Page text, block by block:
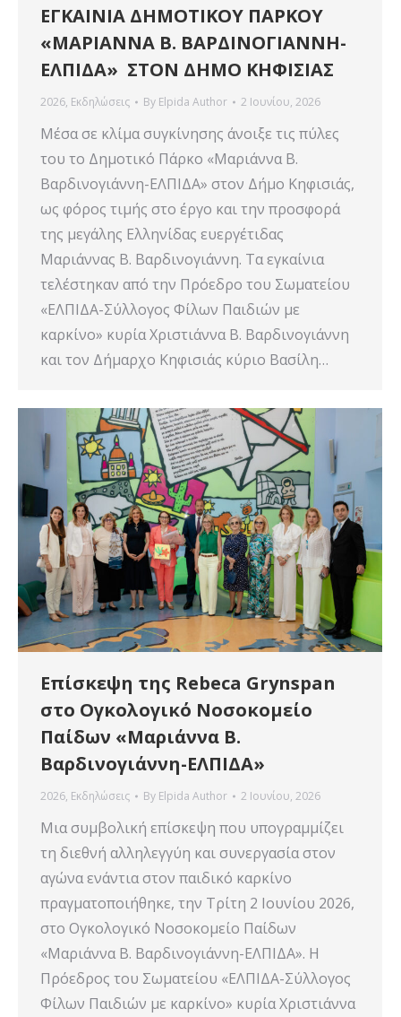
ΕΓΚΑΙΝΙΑ ΔΗΜΟΤΙΚΟΥ ΠΑΡΚΟΥ
«ΜΑΡΙΑΝΝΑ Β. ΒΑΡΔΙΝΟΓΙΑΝΝΗ-
ΕΛΠΙΔΑ» ΣΤΟΝ ΔΗΜΟ ΚΗΦΙΣΙΑΣ
2026, Εκδηλώσεις By Elpida Author 2 Ιουνίου, 2026
Μέσα σε κλίμα συγκίνησης άνοιξε τις πύλες
του το Δημοτικό Πάρκο «Μαριάννα Β.
Βαρδινογιάννη-ΕΛΠΙΔΑ» στον Δήμο Κηφισιάς,
ως φόρος τιμής στο έργο και την προσφορά
της μεγάλης Ελληνίδας ευεργέτιδας
Μαριάννας Β. Βαρδινογιάννη. Τα εγκαίνια
τελέστηκαν από την Πρόεδρο του Σωματείου
«ΕΛΠΙΔΑ-Σύλλογος Φίλων Παιδιών με
καρκίνο» κυρία Χριστιάννα Β. Βαρδινογιάννη
και τον Δήμαρχο Κηφισιάς κύριο Βασίλη…
Επίσκεψη της Rebeca Grynspan
στο Ογκολογικό Νοσοκομείο
Παίδων «Μαριάννα Β.
Βαρδινογιάννη-ΕΛΠΙΔΑ»
2026, Εκδηλώσεις By Elpida Author 2 Ιουνίου, 2026
Μια συμβολική επίσκεψη που υπογραμμίζει
τη διεθνή αλληλεγγύη και συνεργασία στον
αγώνα ενάντια στον παιδικό καρκίνο
πραγματοποιήθηκε, την Τρίτη 2 Ιουνίου 2026,
στο Ογκολογικό Νοσοκομείο Παίδων
«Μαριάννα Β. Βαρδινογιάννη-ΕΛΠΙΔΑ». Η
Πρόεδρος του Σωματείου «ΕΛΠΙΔΑ-Σύλλογος
Φίλων Παιδιών με καρκίνο» κυρία Χριστιάννα